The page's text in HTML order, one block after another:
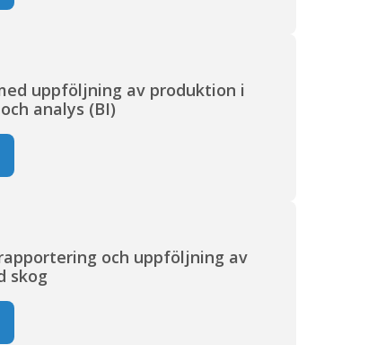
uppföljning av produktion i
analys (BI)
och uppföljning av
skog